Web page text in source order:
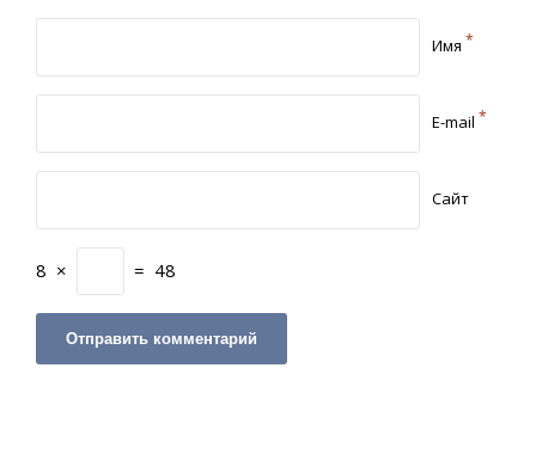
Имя *
E-mail *
Сайт
8 × = 48